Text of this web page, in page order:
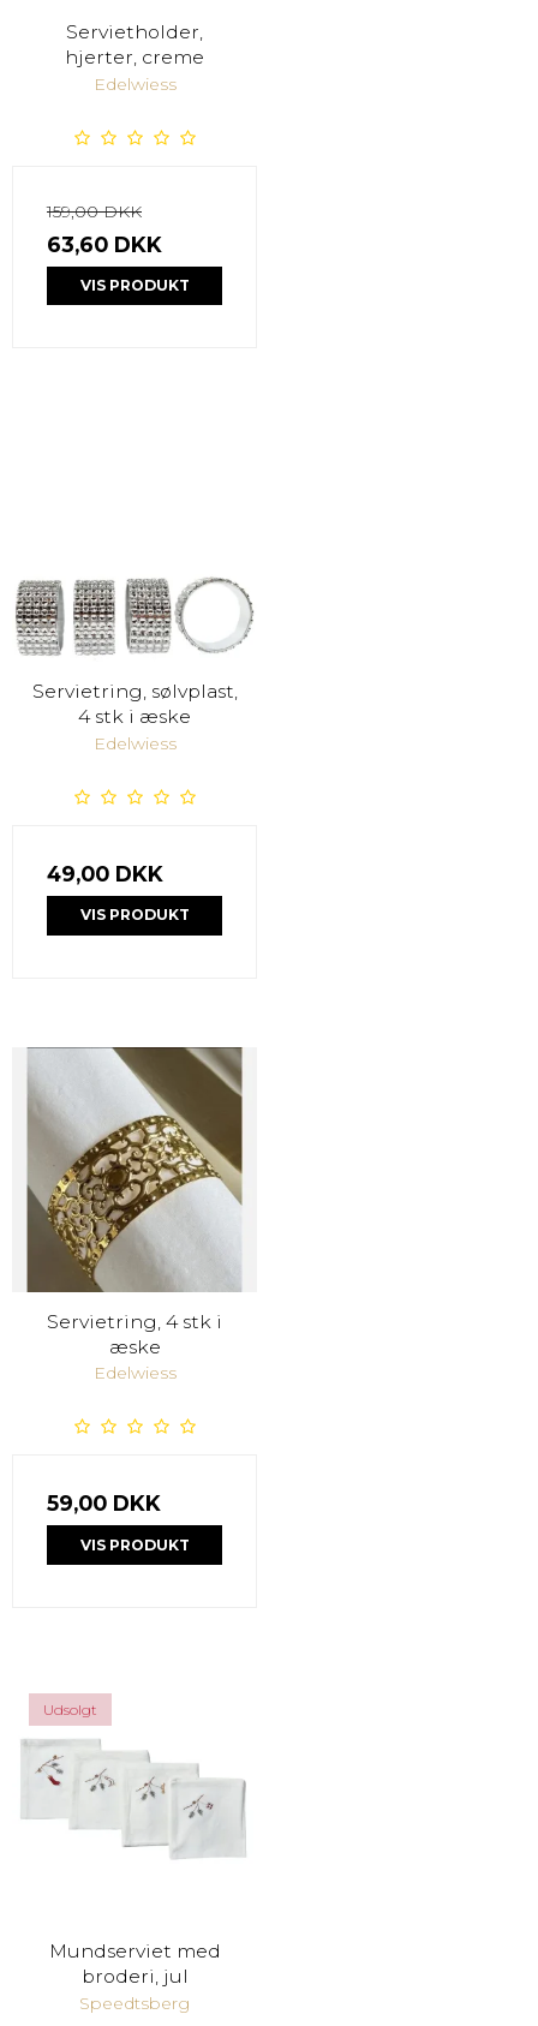
Servietholder,
hjerter, creme
Edelwiess
159,00 DKK
63,60 DKK
VIS PRODUKT
Servietring, sølvplast,
4 stk i æske
Edelwiess
49,00 DKK
VIS PRODUKT
Servietring, 4 stk i
æske
Edelwiess
59,00 DKK
VIS PRODUKT
Udsolgt
Mundserviet med
broderi, jul
Speedtsberg